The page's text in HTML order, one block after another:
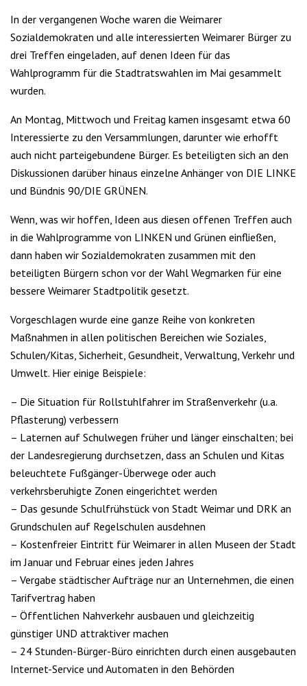
In der vergangenen Woche waren die Weimarer
Sozialdemokraten und alle interessierten Weimarer Bürger zu
drei Treffen eingeladen, auf denen Ideen für das
Wahlprogramm für die Stadtratswahlen im Mai gesammelt
wurden.
An Montag, Mittwoch und Freitag kamen insgesamt etwa 60
Interessierte zu den Versammlungen, darunter wie erhofft
auch nicht parteigebundene Bürger. Es beteiligten sich an den
Diskussionen darüber hinaus einzelne Anhänger von DIE LINKE
und Bündnis 90/DIE GRÜNEN.
Wenn, was wir hoffen, Ideen aus diesen offenen Treffen auch
in die Wahlprogramme von LINKEN und Grünen einfließen,
dann haben wir Sozialdemokraten zusammen mit den
beteiligten Bürgern schon vor der Wahl Wegmarken für eine
bessere Weimarer Stadtpolitik gesetzt.
Vorgeschlagen wurde eine ganze Reihe von konkreten
Maßnahmen in allen politischen Bereichen wie Soziales,
Schulen/Kitas, Sicherheit, Gesundheit, Verwaltung, Verkehr und
Umwelt. Hier einige Beispiele:
– Die Situation für Rollstuhlfahrer im Straßenverkehr (u.a.
Pflasterung) verbessern
– Laternen auf Schulwegen früher und länger einschalten; bei
der Landesregierung durchsetzen, dass an Schulen und Kitas
beleuchtete Fußgänger-Überwege oder auch
verkehrsberuhigte Zonen eingerichtet werden
– Das gesunde Schulfrühstück von Stadt Weimar und DRK an
Grundschulen auf Regelschulen ausdehnen
– Kostenfreier Eintritt für Weimarer in allen Museen der Stadt
im Januar und Februar eines jeden Jahres
– Vergabe städtischer Aufträge nur an Unternehmen, die einen
Tarifvertrag haben
– Öffentlichen Nahverkehr ausbauen und gleichzeitig
günstiger UND attraktiver machen
– 24 Stunden-Bürger-Büro einrichten durch einen ausgebauten
Internet-Service und Automaten in den Behörden